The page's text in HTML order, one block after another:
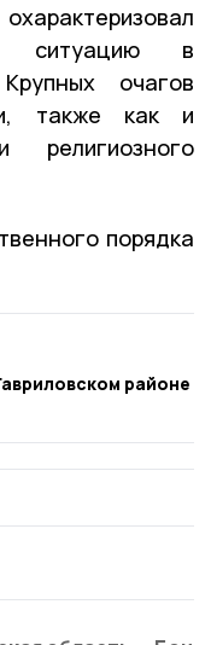
ситуацию в
очагов
также как и
религиозного
порядка
районе